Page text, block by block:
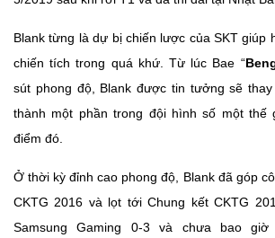
Blank từng là dự bị chiến lược của SKT giúp
chiến tích trong quá khứ. Từ lúc Bae “
sút phong độ, Blank được tin tưởng sẽ
thành một phần trong đội hình số một thế
điểm đó.
Ở thời kỳ đỉnh cao phong độ, Blank đã góp
CKTG 2016 và lọt tới Chung kết CKTG
Samsung Gaming 0-3 và chưa bao